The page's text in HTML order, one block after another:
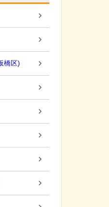
橋区)